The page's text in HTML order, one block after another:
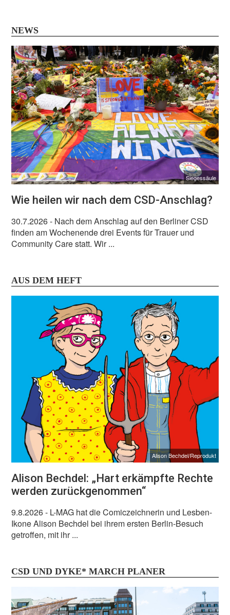
NEWS
Siegessäule
Wie heilen wir nach dem CSD-Anschlag?
30.7.2026- Nach dem Anschlag auf den Berliner CSD
finden am Wochenende drei Events für Trauer und
Community Care statt. Wir ...
AUS DEM HEFT
Alison Bechdel/Reprodukt
Alison Bechdel: „Hart erkämpfte Rechte
werden zurückgenommen“
9.8.2026- L-MAG hat die Comiczeichnerin und Lesben-
Ikone Alison Bechdel bei ihrem ersten Berlin-Besuch
getroffen, mit ihr ...
CSD UND DYKE* MARCH PLANER